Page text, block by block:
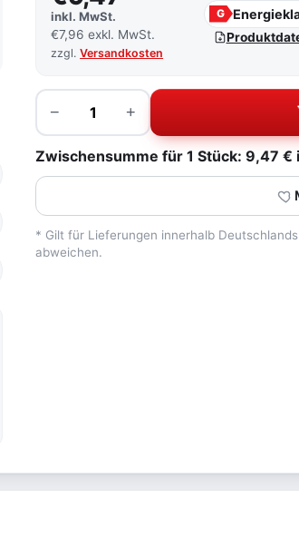
inkl. MwSt.
€7,96 exkl. MwSt.
zzgl.Versandkosten
G
−
Menge
+
Zwischensumme für 1 Stück: 9,47 €
* Gilt für Lieferungen innerhalb
abweichen.